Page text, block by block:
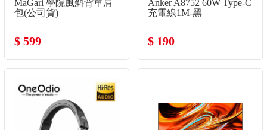
MaGari 學院風斜背單肩
包(公司貨)
$ 599
Anker A8752 60W Type-C
充電線1M-黑
$ 190